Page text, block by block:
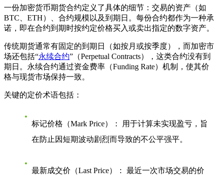
一份加密货币期货合约定义了具体的细节：交易的资产（如
BTC、ETH）、合约规模以及到期日。每份合约都作为一种承
诺，即在合约到期时按约定价格买入或卖出指定的数字资产。
传统期货通常有固定的到期日（如按月或按季度），而加密市
场还包括“永续合约”（Perpetual Contracts），这类合约没有到
期日。永续合约通过资金费率（Funding Rate）机制，使其价
格与现货市场保持一致。
关键的定价术语包括：
标记价格（Mark Price）：
用于计算未实现盈亏，旨
在防止因短期波动剧烈而导致的不公平强平。
最新成交价（Last Price）：
最近一次市场交易的价